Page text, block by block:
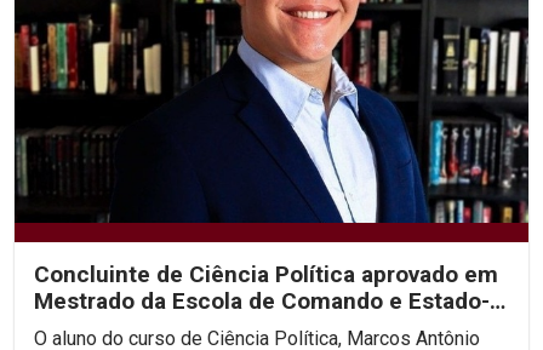
Concluinte de Ciência Política aprovado em
Mestrado da Escola de Comando e Estado-
Maior do Exército
O aluno do curso de Ciência Política, Marcos Antônio